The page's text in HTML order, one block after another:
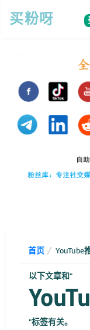
买粉呀
首页
YouTube
以下文章和"
"标签有关。